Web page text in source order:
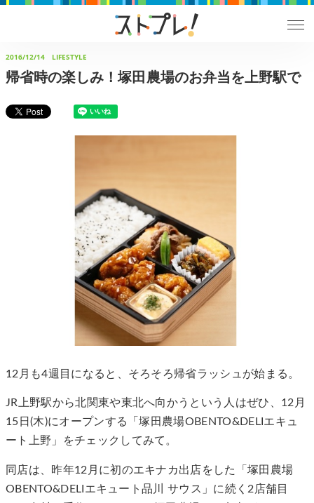
2016/12/14 LIFESTYLE
帰省時の楽しみ！塚田農場のお弁当を上野駅で
12月も4週目になると、そろそろ帰省ラッシュが始まる。
JR上野駅から北関東や東北へ向かうという人はぜひ、12月
15日(木)にオープンする「塚田農場OBENTO&DELIエキュ
ート上野」をチェックしてみて。
同店は、昨年12月に初のエキナカ出店をした「塚田農場
OBENTO&DELIエキュート品川 サウス」に続く2店舗目